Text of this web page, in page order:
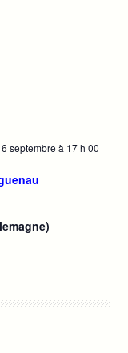
septembre à 17 h 00